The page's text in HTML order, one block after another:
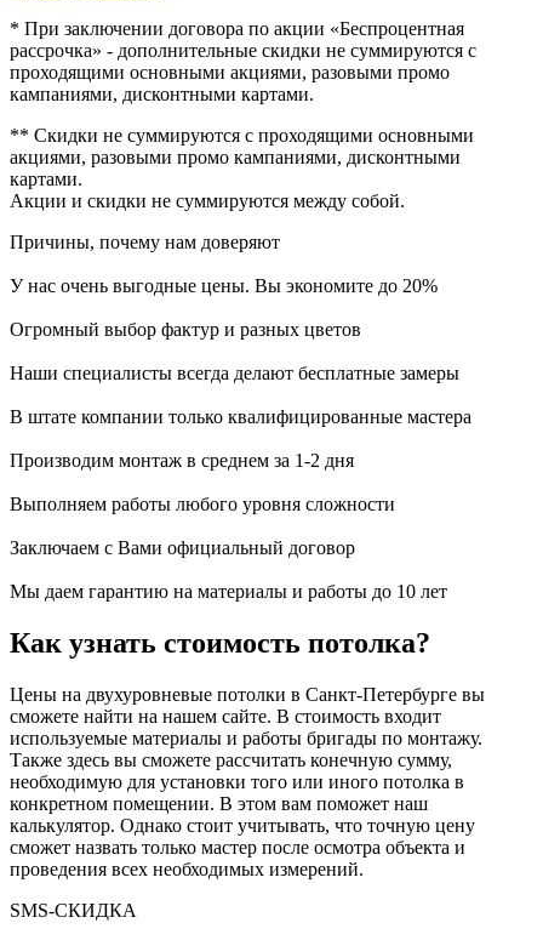
* При заключении договора по акции «Беспроцентная
рассрочка» - дополнительные скидки не суммируются с
проходящими основными акциями, разовыми промо
кампаниями, дисконтными картами.
** Скидки не суммируются с проходящими основными
акциями, разовыми промо кампаниями, дисконтными
картами.
Акции и скидки не суммируются между собой.
Причины, почему нам доверяют
У нас очень выгодные цены. Вы экономите до 20%
Огромный выбор фактур и разных цветов
Наши специалисты всегда делают бесплатные замеры
В штате компании только квалифицированные мастера
Производим монтаж в среднем за 1-2 дня
Выполняем работы любого уровня сложности
Заключаем с Вами официальный договор
Мы даем гарантию на материалы и работы до 10 лет
Как узнать стоимость потолка?
Цены на двухуровневые потолки в Санкт-Петербурге вы
сможете найти на нашем сайте. В стоимость входит
используемые материалы и работы бригады по монтажу.
Также здесь вы сможете рассчитать конечную сумму,
необходимую для установки того или иного потолка в
конкретном помещении. В этом вам поможет наш
калькулятор. Однако стоит учитывать, что точную цену
сможет назвать только мастер после осмотра объекта и
проведения всех необходимых измерений.
SMS-СКИДКА